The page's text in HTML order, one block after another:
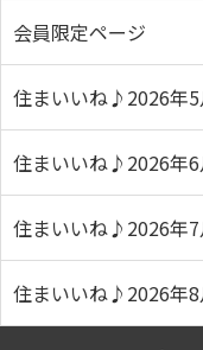
会員限定ページ
住まいいね♪2026年
住まいいね♪2026年
住まいいね♪2026年
住まいいね♪2026年